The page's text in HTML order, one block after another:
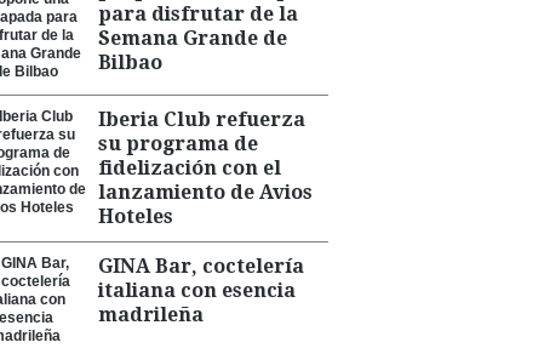
para disfrutar de la
Semana Grande de
Bilbao
Iberia Club refuerza
su programa de
fidelización con el
lanzamiento de Avios
Hoteles
GINA Bar, coctelería
italiana con esencia
madrileña